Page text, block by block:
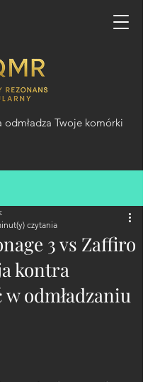
odmładza Twoje komórki
3 vs Zaffiro
kontra
w odmładzaniu
czytania
NaN z 5 gwiazdek.